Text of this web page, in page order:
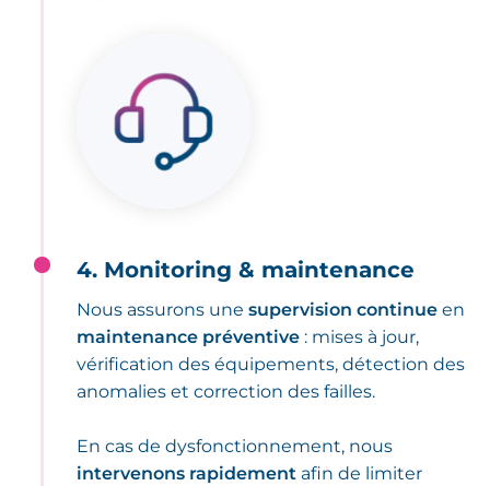
4. Monitoring & maintenance
Nous assurons unesupervision continue en
maintenance préventive : mises à jour,
vérification des équipements, détection des
anomalies et correction des failles.
En cas de dysfonctionnement, nous
intervenons rapidement afin de limiter